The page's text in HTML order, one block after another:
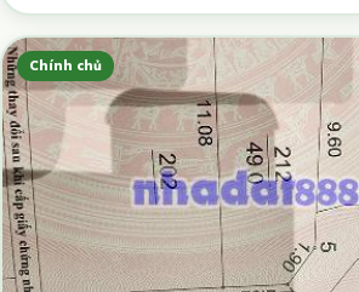
Chính chủ